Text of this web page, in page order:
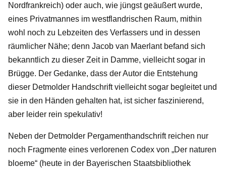
Nordfrankreich) oder auch, wie jüngst geäußert wurde,
eines Privatmannes im westflandrischen Raum, mithin
wohl noch zu Lebzeiten des Verfassers und in dessen
räumlicher Nähe; denn Jacob van Maerlant befand sich
bekanntlich zu dieser Zeit in Damme, vielleicht sogar in
Brügge. Der Gedanke, dass der Autor die Entstehung
dieser Detmolder Handschrift vielleicht sogar begleitet und
sie in den Händen gehalten hat, ist sicher faszinierend,
aber leider rein spekulativ!
Neben der Detmolder Pergamenthandschrift reichen nur
noch Fragmente eines verlorenen Codex von „Der naturen
bloeme“ (heute in der Bayerischen Staatsbibliothek